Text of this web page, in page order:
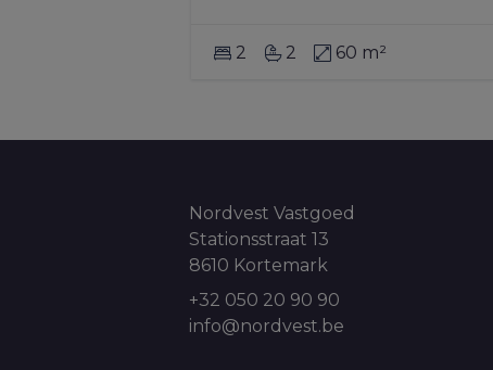
2 2 60 m²
Nordvest Vastgoed
Stationsstraat 13
8610 Kortemark
+32 050 20 90 90
info@nordvest.be